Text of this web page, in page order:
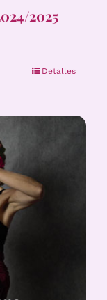
2025
Detalles